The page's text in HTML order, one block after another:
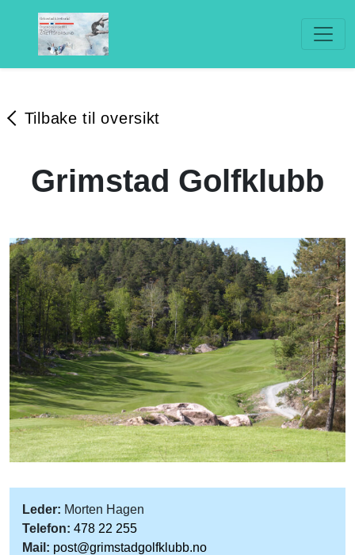
Tilbake til oversikt
Grimstad Golfklubb
Leder: Morten Hagen
Telefon: 478 22 255
Mail: post@grimstadgolfklubb.no